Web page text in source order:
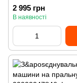
2 995 грн
В наявності